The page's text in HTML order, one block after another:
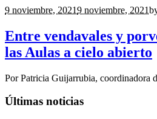
9 noviembre, 20219 noviembre, 2021
Entre vendavales y
las Aulas a cielo abierto
Por Patricia Guijarrubia, coordinadora
Últimas noticias